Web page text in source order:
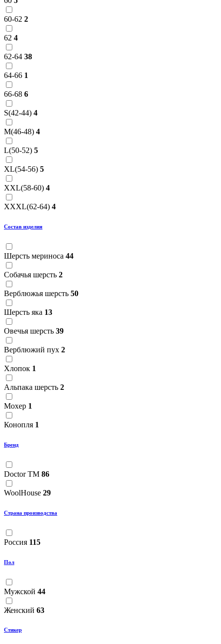
60-62 2
62 4
62-64 38
64-66 1
66-68 6
S(42-44) 4
M(46-48) 4
L(50-52) 5
XL(54-56) 5
XXL(58-60) 4
XXXL(62-64) 4
Состав изделия
Шерсть мериноса 44
Собачья шерсть 2
Верблюжья шерсть 50
Шерсть яка 13
Овечья шерсть 39
Верблюжий пух 2
Хлопок 1
Альпака шерсть 2
Мохер 1
Конопля 1
Бренд
Doctor TM 86
WoolHouse 29
Страна производства
Россия 115
Пол
Мужской 44
Женский 63
Стикер